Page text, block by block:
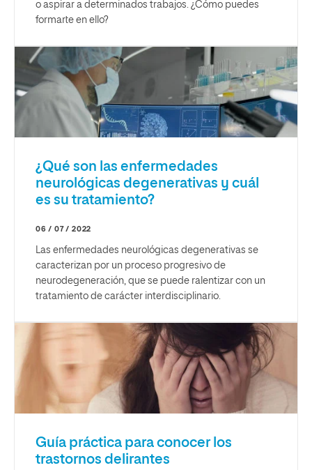
o aspirar a determinados trabajos. ¿Cómo puedes
formarte en ello?
¿Qué son las enfermedades
neurológicas degenerativas y cuál
es su tratamiento?
06 / 07 / 2022
Las enfermedades neurológicas degenerativas se
caracterizan por un proceso progresivo de
neurodegeneración, que se puede ralentizar con un
tratamiento de carácter interdisciplinario.
Guía práctica para conocer los
trastornos delirantes